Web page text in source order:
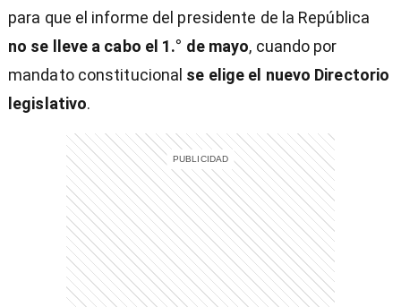
para que el informe del presidente de la República
no se lleve a cabo el 1.° de mayo, cuando por
mandato constitucional se elige el nuevo Directorio
legislativo.